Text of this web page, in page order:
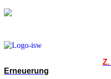
Z.
Erneuerung